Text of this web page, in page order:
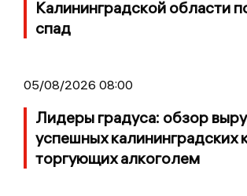
Калининградской области
спад
05/08/2026 08:00
Лидеры градуса: обзор
успешных калининградских
торгующих алкоголем